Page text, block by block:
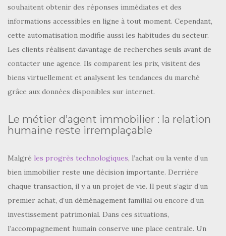
souhaitent obtenir des réponses immédiates et des
informations accessibles en ligne à tout moment. Cependant,
cette automatisation modifie aussi les habitudes du secteur.
Les clients réalisent davantage de recherches seuls avant de
contacter une agence. Ils comparent les prix, visitent des
biens virtuellement et analysent les tendances du marché
grâce aux données disponibles sur internet.
Le métier d’agent immobilier : la relation
humaine reste irremplaçable
Malgré les progrès technologiques, l’achat ou la vente d’un
bien immobilier reste une décision importante. Derrière
chaque transaction, il y a un projet de vie. Il peut s’agir d’un
premier achat, d’un déménagement familial ou encore d’un
investissement patrimonial. Dans ces situations,
l’accompagnement humain conserve une place centrale. Un